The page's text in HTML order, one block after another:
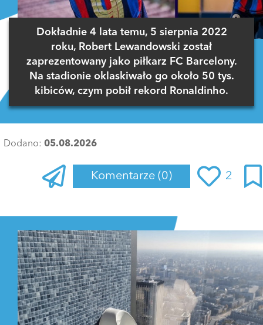
Dokładnie 4 lata temu, 5 sierpnia 2022
roku, Robert Lewandowski został
zaprezentowany jako piłkarz FC Barcelony.
Na stadionie oklaskiwało go około 50 tys.
kibiców, czym pobił rekord Ronaldinho.
Dodano: 05.08.2026
Komentarze (0) 2